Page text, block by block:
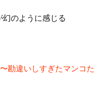
のように感じる
勘違いしすぎたマンコた